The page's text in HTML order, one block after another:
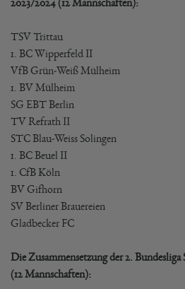
2023/2024 (12 Mannschaften):
TSV Trittau
1. BC Wipperfeld II
VfB Grün-Weiß Mülheim
1. BV Mülheim
SG EBT Berlin
TV Refrath II
STC Blau-Weiss Solingen
1. BC Beuel II
1. CfB Köln
BV Gifhorn
SV Berliner Brauereien
Gladbecker FC
Die Zusammensetzung der 2. Bundesliga
(12 Mannschaften):